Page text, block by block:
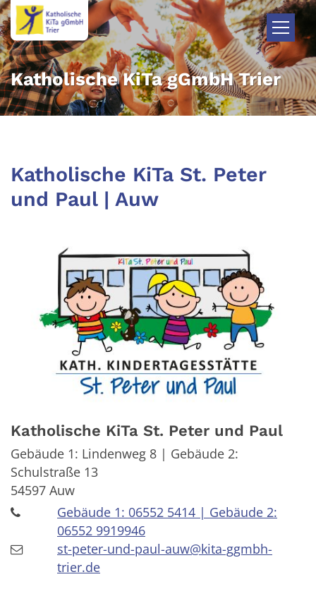
Zum Inhalt springen
Katholische KiTa gGmbH Trier
Katholische KiTa St. Peter
und Paul | Auw
Katholische KiTa St. Peter und Paul
Gebäude 1: Lindenweg 8 | Gebäude 2:
Schulstraße 13
54597 Auw
Gebäude 1: 06552 5414 | Gebäude 2:
06552 9919946
st-peter-und-paul-auw@kita-ggmbh-
trier.de